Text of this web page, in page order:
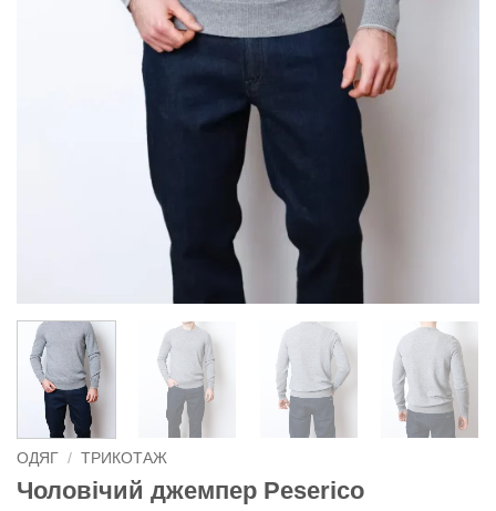
ОДЯГ / ТРИКОТАЖ
Чоловічий джемпер Peserico